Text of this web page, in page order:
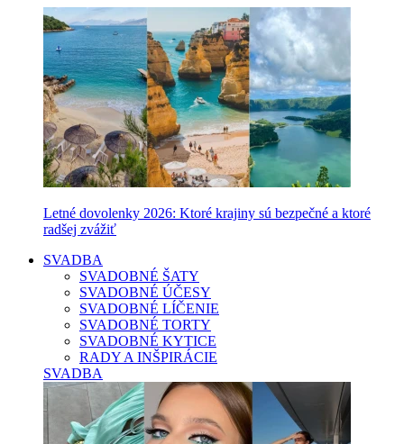
Letné dovolenky 2026: Ktoré krajiny sú bezpečné a ktoré
radšej zvážiť
SVADBA
SVADOBNÉ ŠATY
SVADOBNÉ ÚČESY
SVADOBNÉ LÍČENIE
SVADOBNÉ TORTY
SVADOBNÉ KYTICE
RADY A INŠPIRÁCIE
SVADBA